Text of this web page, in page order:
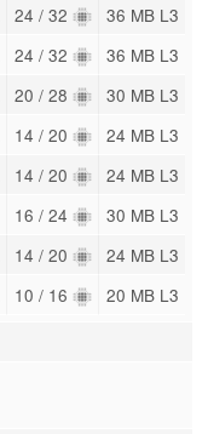
24 / 32 36 MB L3
24 / 32 36 MB L3
20 / 28 30 MB L3
14 / 20 24 MB L3
14 / 20 24 MB L3
16 / 24 30 MB L3
14 / 20 24 MB L3
10 / 16 20 MB L3